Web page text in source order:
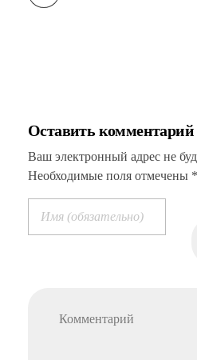
Оставить комментарий
Ваш электронный адрес не
Необходимые поля отмечены *